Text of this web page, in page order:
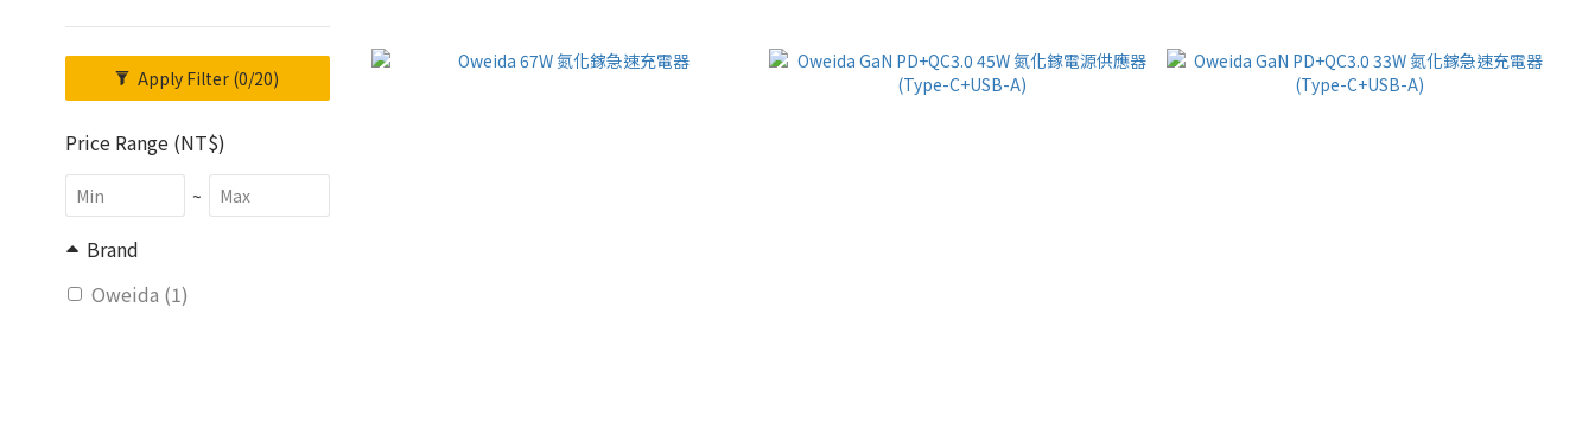
Apply Filter (0/20)
Price Range (NT$)
~
Brand
Oweida (1)